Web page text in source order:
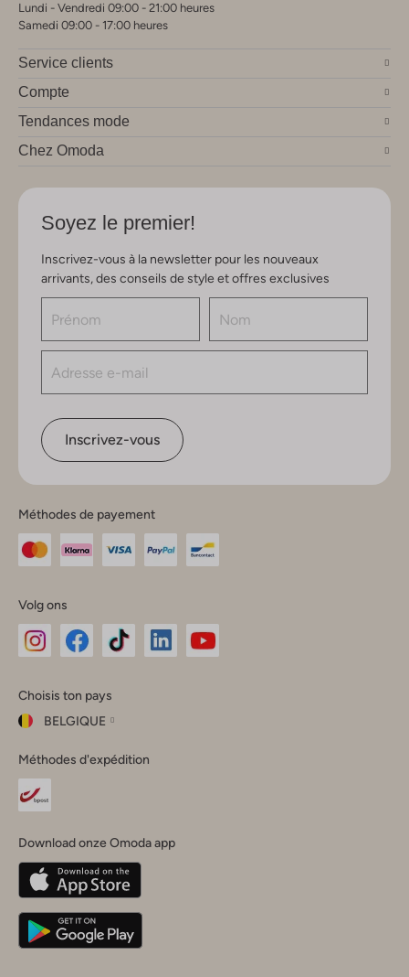
Lundi - Vendredi 09:00 - 21:00 heures
Samedi 09:00 - 17:00 heures
Service clients
Compte
Tendances mode
Chez Omoda
Soyez le premier!
Inscrivez-vous à la newsletter pour les nouveaux
arrivants, des conseils de style et offres exclusives
Inscrivez-vous
Méthodes de payement
Volg ons
Instagram
Facebook
TikTok
Choisis ton pays
BELGIQUE
ton
pays
Fermer
Belgique(Français)
Deutschland
Méthodes d'expédition
Download onze Omoda app